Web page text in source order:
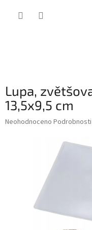
Lupa,
13,5x9,5 cm
Průměrné
Neohodnoceno